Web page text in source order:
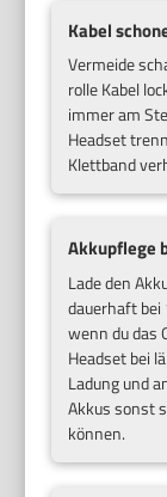
Kabel
Vermeide
rolle Kabel
immer am
Headset
Klettband
Akkupflege
Lade den
dauerhaft bei
wenn du das
Headset bei
Ladung und
Akkus sonst
können.